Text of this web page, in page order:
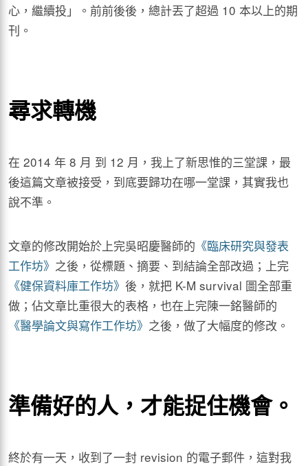
心，繼續投」。前前後後，總計丟了超過 10 本以上的期
刊。
尋求轉機
在 2014 年 8 月 到 12 月，我上了新思惟的三堂課，最
後這篇文章被接受，到底要歸功在哪一堂課，其實我也
說不準。
文章的修改開始於上完吳昭慶醫師的 《臨床研究與發表
工作坊》 之後，從標題、摘要、到結論全部改過；上完
《健保資料庫工作坊》 後，就把 K-M survival 圖全部重
做；佔文章比重很大的表格，也在上完陳一銘醫師的
《醫學論文與寫作工作坊》 之後，做了大幅度的修改。
準備好的人，才能捉住機會。
終於有一天，收到了一封 revision 的電子郵件，這對我